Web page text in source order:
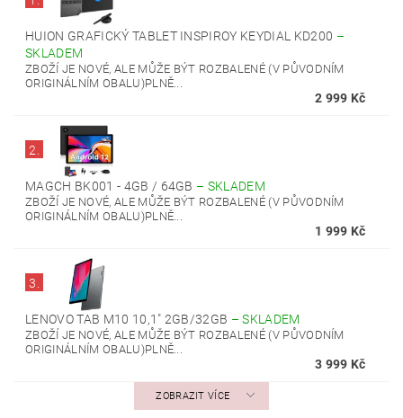
HUION GRAFICKÝ TABLET INSPIROY KEYDIAL KD200 –
SKLADEM
ZBOŽÍ JE NOVÉ, ALE MŮŽE BÝT ROZBALENÉ (V PŮVODNÍM
ORIGINÁLNÍM OBALU)PLNĚ...
2 999 Kč
2.
MAGCH BK001 - 4GB / 64GB – SKLADEM
ZBOŽÍ JE NOVÉ, ALE MŮŽE BÝT ROZBALENÉ (V PŮVODNÍM
ORIGINÁLNÍM OBALU)PLNĚ...
1 999 Kč
3.
LENOVO TAB M10 10,1" 2GB/32GB –SKLADEM
ZBOŽÍ JE NOVÉ, ALE MŮŽE BÝT ROZBALENÉ (V PŮVODNÍM
ORIGINÁLNÍM OBALU)PLNĚ...
3 999 Kč
ZOBRAZIT VÍCE